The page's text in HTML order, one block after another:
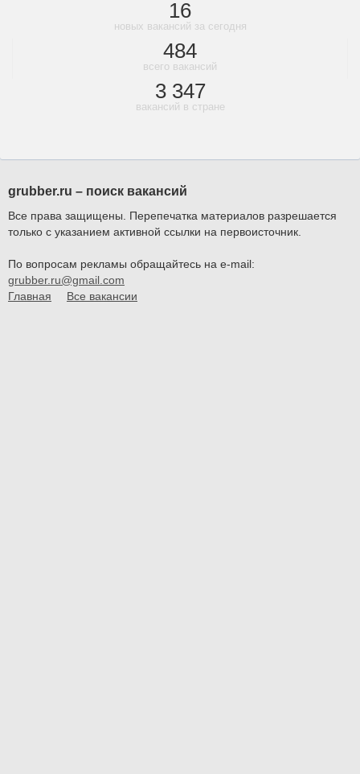
16
новых вакансий за сегодня
484
всего вакансий
3 347
вакансий в стране
grubber.ru – поиск вакансий
Все права защищены. Перепечатка материалов разрешается
только с указанием активной ссылки на первоисточник.
По вопросам рекламы обращайтесь на e-mail:
grubber.ru@gmail.com
Главная
Все вакансии